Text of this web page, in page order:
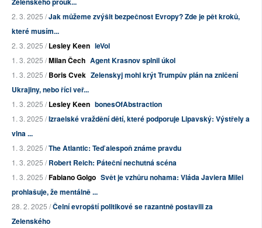
2. 3. 2025 /Jak můžeme zvýšit bezpečnost Evropy? Zde je pět kroků,
které musím...
2. 3. 2025 /Lesley Keen leVol
1. 3. 2025 /Milan Čech Agent Krasnov splnil úkol
1. 3. 2025 /Boris Cvek Zelenskyj mohl krýt Trumpův plán na zničení
Ukrajiny, nebo říci veř...
1. 3. 2025 /Lesley Keen bonesOfAbstraction
1. 3. 2025 /Izraelské vraždění dětí, které podporuje Lipavský: Výstřely a
vlna ...
1. 3. 2025 /The Atlantic: Teď alespoň známe pravdu
1. 3. 2025 /Robert Reich: Páteční nechutná scéna
1. 3. 2025 /Fabiano Golgo Svět je vzhůru nohama: Vláda Javiera Milei
prohlašuje, že mentálně ...
28. 2. 2025 /Čelní evropští politikové se razantně postavili za
Zelenského